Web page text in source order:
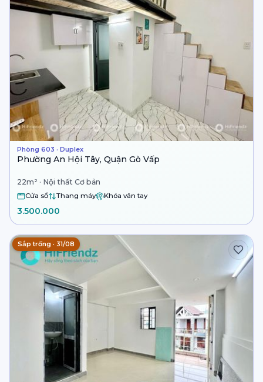
Phòng 603 · Duplex
Phường An Hội Tây, Quận Gò Vấp
22m² · Nội thất Cơ bản
Cửa sổ Thang máy Khóa vân tay
3.500.000
Sắp trống · 31/08